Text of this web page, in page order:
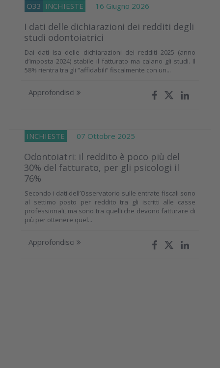
O33 INCHIESTE 16 Giugno 2026
I dati delle dichiarazioni dei redditi degli
studi odontoiatrici
Dai dati Isa delle dichiarazioni dei redditi 2025 (anno
d’imposta 2024) stabile il fatturato ma calano gli studi. Il
58% rientra tra gli “affidabili” fiscalmente con un...
Approfondisci
INCHIESTE 07 Ottobre 2025
Odontoiatri: il reddito è poco più del
30% del fatturato, per gli psicologi il
76%
Secondo i dati dell’Osservatorio sulle entrate fiscali sono
al settimo posto per reddito tra gli iscritti alle casse
professionali, ma sono tra quelli che devono fatturare di
più per ottenere quel...
Approfondisci